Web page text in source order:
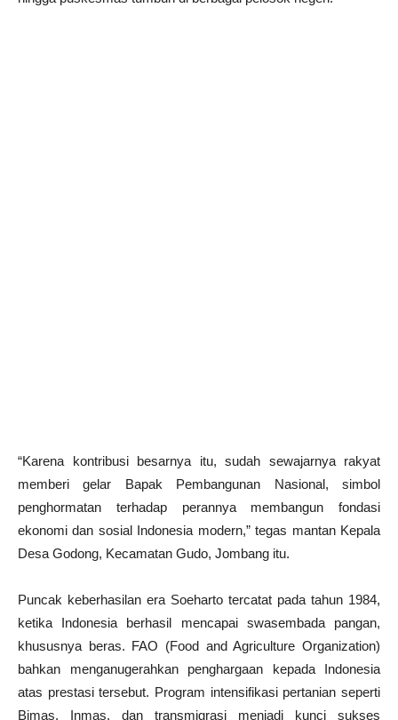
“Karena kontribusi besarnya itu, sudah sewajarnya rakyat
memberi gelar Bapak Pembangunan Nasional, simbol
penghormatan terhadap perannya membangun fondasi
ekonomi dan sosial Indonesia modern,” tegas mantan Kepala
Desa Godong, Kecamatan Gudo, Jombang itu.
Puncak keberhasilan era Soeharto tercatat pada tahun 1984,
ketika Indonesia berhasil mencapai swasembada pangan,
khususnya beras. FAO (Food and Agriculture Organization)
bahkan menganugerahkan penghargaan kepada Indonesia
atas prestasi tersebut. Program intensifikasi pertanian seperti
Bimas, Inmas, dan transmigrasi menjadi kunci sukses